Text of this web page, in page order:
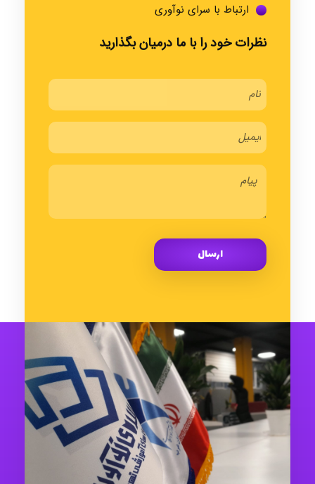
ارتباط با سرای نوآوری
نظرات خود را با ما درمیان بگذارید